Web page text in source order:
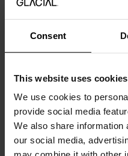
Consent
This website uses cookies
We use cookies to
provide social media
We also share information
our social media,
rosa flaskan har ett orange
slitstarkt 18/8 rostfritt stål och
drycken kall i upp till 24
hålla för små händer, Banana
lekplatsen till picknicken.